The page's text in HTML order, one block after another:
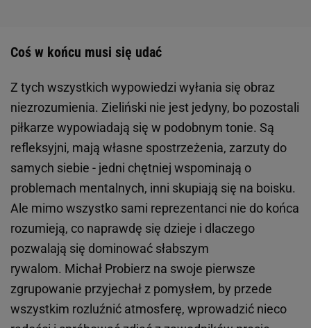
Coś w końcu musi się udać
Z tych wszystkich wypowiedzi wyłania się obraz
niezrozumienia. Zieliński nie jest jedyny, bo pozostali
piłkarze wypowiadają się w podobnym tonie. Są
refleksyjni, mają własne spostrzeżenia, zarzuty do
samych siebie - jedni chętniej wspominają o
problemach mentalnych, inni skupiają się na boisku.
Ale mimo wszystko sami reprezentanci nie do końca
rozumieją, co naprawdę się dzieje i dlaczego
pozwalają się dominować słabszym
rywalom. Michał Probierz na swoje pierwsze
zgrupowanie przyjechał z pomysłem, by przede
wszystkim rozluźnić atmosferę, wprowadzić nieco